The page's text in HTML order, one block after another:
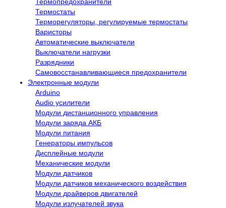
Термостаты
Терморегуляторы, регулируемые термостаты
Варисторы
Автоматические выключатели
Выключатели нагрузки
Разрядники
Самовосстанавливающиеся предохранители
Электронные модули
Arduino
Audio усилители
Модули дистанционного управления
Модули заряда АКБ
Модули питания
Генераторы импульсов
Дисплейные модули
Механические модули
Модули датчиков
Модули датчиков механического воздействия
Модули драйверов двигателей
Модули излучателей звука